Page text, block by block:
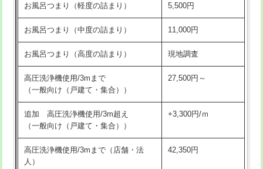
交換・取付(単水栓（壁付・デッキ
式）)
13,200円+材料費
交換・取付(混合水栓（壁付・デッキ
式・ワンホール）)
16,500円+材料費
交換・取付(排水栓・排水トラップ
（P/S/ポップアップ））
22,000円+材料費
交換・取付（その他部品） 11,000円+材料費
持込商品取付（単水栓） 13,200円
持込商品取付（混合水栓）
お風呂つまり（軽度の詰まり） 5,500円
お風呂つまり（中度の詰まり） 11,000円
お風呂つまり（高度の詰まり） 現地調査
高圧洗浄機使用/3mまで
（一般向け（戸建て・集合））
27,500円～
追加 高圧洗浄機使用/3m超え
（一般向け（戸建て・集合））
+3,300円/ｍ
高圧洗浄機使用/3mまで（店舗・法
人）
42,350円